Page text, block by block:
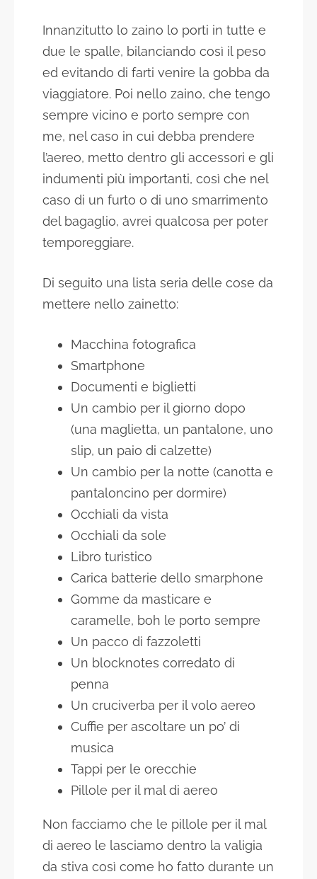
Innanzitutto lo zaino lo porti in tutte e
due le spalle, bilanciando così il peso
ed evitando di farti venire la gobba da
viaggiatore. Poi nello zaino, che tengo
sempre vicino e porto sempre con
me, nel caso in cui debba prendere
l’aereo, metto dentro gli accessori e gli
indumenti più importanti, così che nel
caso di un furto o di uno smarrimento
del bagaglio, avrei qualcosa per poter
temporeggiare.
Di seguito una lista seria delle cose da
mettere nello zainetto:
Macchina fotografica
Smartphone
Documenti e biglietti
Un cambio per il giorno dopo
(una maglietta, un pantalone, uno
slip, un paio di calzette)
Un cambio per la notte (canotta e
pantaloncino per dormire)
Occhiali da vista
Occhiali da sole
Libro turistico
Carica batterie dello smarphone
Gomme da masticare e
caramelle, boh le porto sempre
Un pacco di fazzoletti
Un blocknotes corredato di
penna
Un cruciverba per il volo aereo
Cuffie per ascoltare un po’ di
musica
Tappi per le orecchie
Pillole per il mal di aereo
Non facciamo che le pillole per il mal
di aereo le lasciamo dentro la valigia
da stiva così come ho fatto durante un